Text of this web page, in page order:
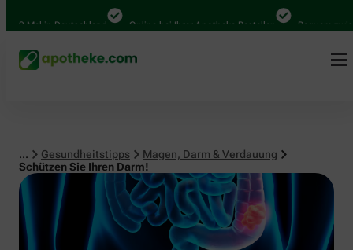
in Deutschland Online bei Ihrer Apotheke Bestellen Bequem
... Gesundheitstipps
Magen, Darm & Verdauung
Schützen Sie Ihren Darm!
Magen, Darm & Verdauung